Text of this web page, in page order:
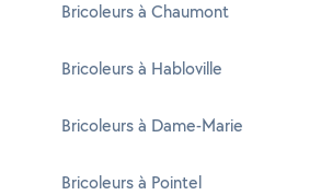
Bricoleurs à Chaumont
Bricoleurs à Habloville
Bricoleurs à Dame-Marie
Bricoleurs à Pointel